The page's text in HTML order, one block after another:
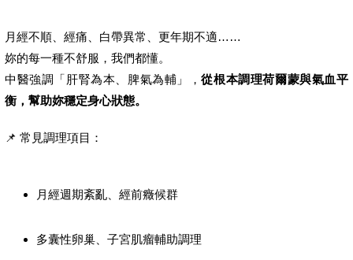
月經不順、經痛、白帶異常、更年期不適……
妳的每一種不舒服，我們都懂。
中醫強調「肝腎為本、脾氣為輔」，從根本調理荷爾蒙與氣血平
衡，幫助妳穩定身心狀態。
📌 常見調理項目：
月經週期紊亂、經前癥候群
多囊性卵巢、子宮肌瘤輔助調理